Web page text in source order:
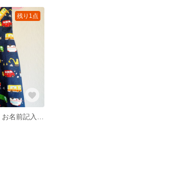
残り1点